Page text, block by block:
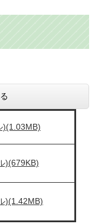
)(1.03MB)
)(679KB)
)(1.42MB)